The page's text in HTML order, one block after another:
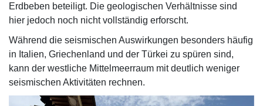
Erdbeben beteiligt. Die geologischen Verhältnisse sind
hier jedoch noch nicht vollständig erforscht.
Während die seismischen Auswirkungen besonders häufig
in Italien, Griechenland und der Türkei zu spüren sind,
kann der westliche Mittelmeerraum mit deutlich weniger
seismischen Aktivitäten rechnen.